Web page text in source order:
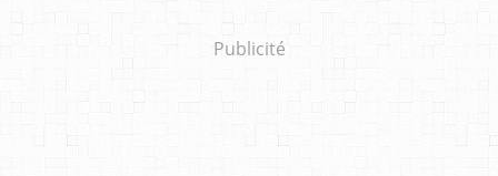
Publicité